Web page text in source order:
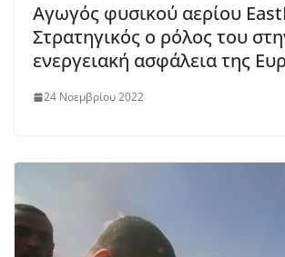
Αγωγός φυσικού αερίου
Στρατηγικός ο ρόλος του
ενεργειακή ασφάλεια της
24 Νοεμβρίου 2022